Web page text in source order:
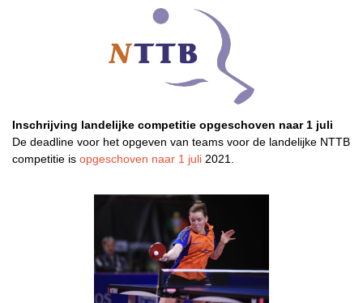
Inschrijving landelijke competitie opgeschoven naar 1 juli
De deadline voor het opgeven van teams voor de landelijke NTTB
competitie is opgeschoven naar 1 juli 2021.